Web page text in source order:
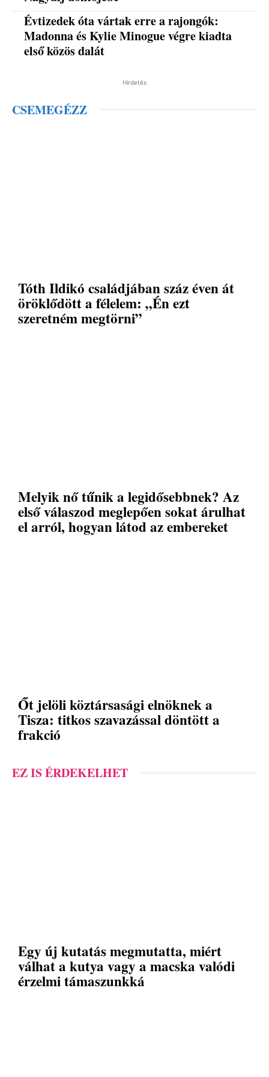
Évtizedek óta vártak erre a rajongók:
Madonna és Kylie Minogue végre kiadta
első közös dalát
Hirdetés
CSEMEGÉZZ
Tóth Ildikó családjában száz éven át
öröklődött a félelem: „Én ezt
szeretném megtörni”
Melyik nő tűnik a legidősebbnek? Az
első válaszod meglepően sokat árulhat
el arról, hogyan látod az embereket
Őt jelöli köztársasági elnöknek a
Tisza: titkos szavazással döntött a
frakció
EZ IS ÉRDEKELHET
Egy új kutatás megmutatta, miért
válhat a kutya vagy a macska valódi
érzelmi támaszunkká